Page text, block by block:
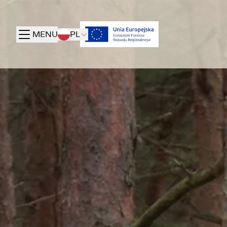
MENU PL